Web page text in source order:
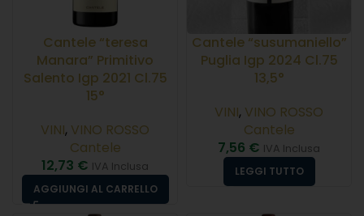
Cantele “teresa
Manara” Primitivo
Salento Igp 2021 Cl.75
15°
VINI, VINO ROSSO
Cantele
12,73 € IVA Inclusa
AGGIUNGI AL CARRELLO
Cantele “susumaniello”
Puglia Igp 2024 Cl.75
13,5°
VINI, VINO ROSSO
Cantele
7,56 € IVA Inclusa
LEGGI TUTTO